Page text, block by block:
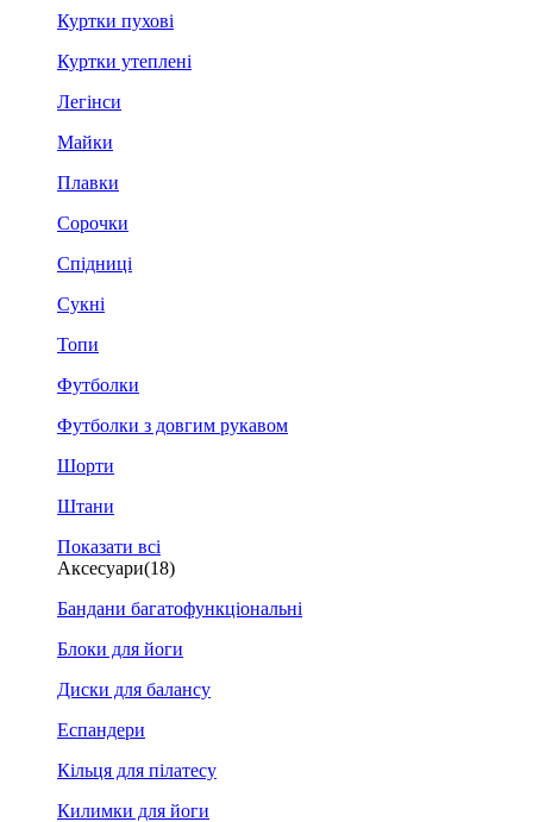
Куртки пухові
Куртки утеплені
Легінси
Майки
Плавки
Сорочки
Спідниці
Сукні
Топи
Футболки
Футболки з довгим рукавом
Шорти
Штани
Показати всі
Аксесуари(18)
Бандани багатофункціональні
Блоки для йоги
Диски для балансу
Еспандери
Кільця для пілатесу
Килимки для йоги